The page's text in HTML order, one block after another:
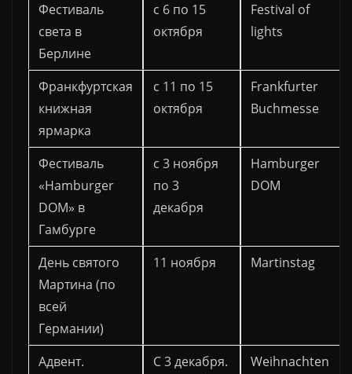
Фестиваль
света в
Берлине
с 6 по 15
октября
Festival of
lights
Франкфуртская
книжная
ярмарка
с 11 по 15
октября
Frankfurter
Buchmesse
Фестиваль
«Hamburger
DOM» в
Гамбурге
с 3 ноября
по 3
декабря
Hamburger
DOM
День святого
Мартина (по
всей
Германии)
11 ноября Martinstag
Адвент.
С 3 декабря.
Weihnachten